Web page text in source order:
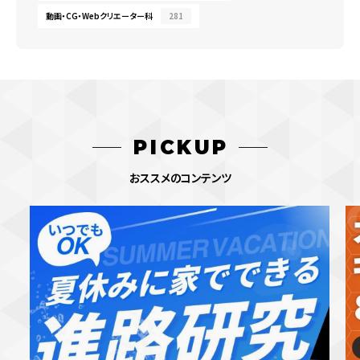
動画・CG・Webクリエーター科 281
PICKUP
おススメのコンテンツ